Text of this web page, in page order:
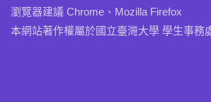
瀏覽器建議 Chrome、Mozilla Firefox
本網站著作權屬於國立臺灣大學 學生事務